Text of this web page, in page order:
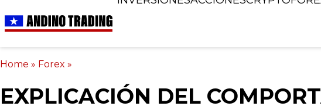
Home » Forex »
EXPLICACIÓN DEL